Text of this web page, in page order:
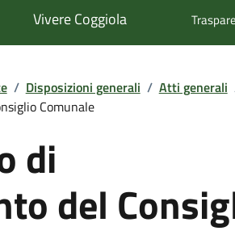
Vivere Coggiola
/ Disposizioni generali / Atti generali
Comunale
di
del